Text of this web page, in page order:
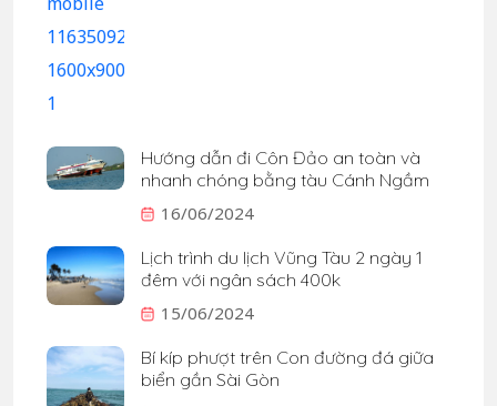
Hướng dẫn đi Côn Đảo an toàn và
nhanh chóng bằng tàu Cánh Ngầm
16/06/2024
Lịch trình du lịch Vũng Tàu 2 ngày 1
đêm với ngân sách 400k
15/06/2024
Bí kíp phượt trên Con đường đá giữa
biển gần Sài Gòn